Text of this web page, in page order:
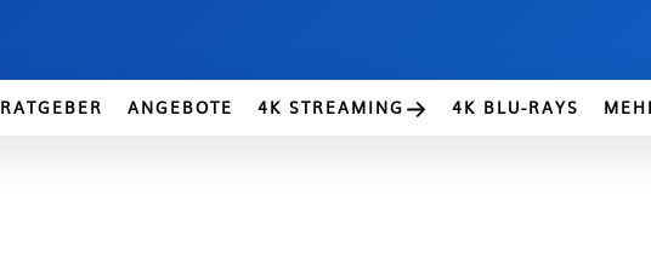
RATGEBER ANGEBOTE 4K STREAMING 4K BLU-RAYS